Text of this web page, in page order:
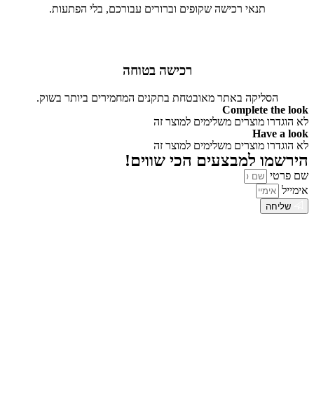
תנאי רכישה שקופים וברורים עבורכם, בלי הפתעות.
רכישה בטוחה
הסליקה באתר מאובטחת בתקנים המחמירים ביותר בשוק.
Complete the look
לא הוגדרו מוצרים משלימים למוצר זה
Have a look
לא הוגדרו מוצרים משלימים למוצר זה
הירשמו למבצעים הכי שווים!
שם פרטי
אימייל
שליחה